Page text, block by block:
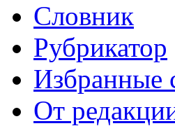
Словник
Рубрикатор
Избранные
От